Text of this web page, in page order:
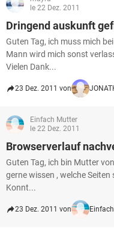
le 22 Dez. 2011
Dringend auskunft
Guten Tag, ich muss mich
Mann wird mich sonst
Vielen Dank...
23 Dez. 2011 von
Einfach Mutter
le 22 Dez. 2011
Browserverlauf
Guten Tag, ich bin Mutter
gerne wissen , welche
Konnt...
23 Dez. 2011 von